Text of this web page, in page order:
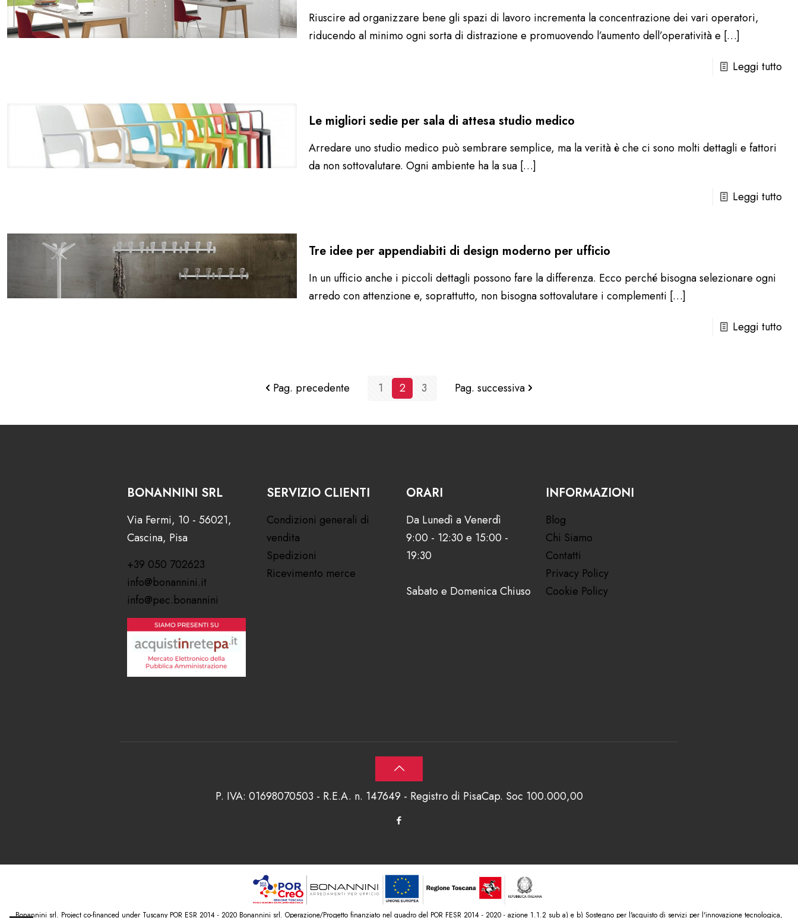
Riuscire ad organizzare bene gli spazi di lavoro incrementa la concentrazione dei vari operatori,
riducendo al minimo ogni sorta di distrazione e promuovendo l’aumento dell’operatività e […]
Leggi tutto
Le migliori sedie per sala di attesa studio medico
Arredare uno studio medico può sembrare semplice, ma la verità è che ci sono molti dettagli e fattori
da non sottovalutare. Ogni ambiente ha la sua […]
Leggi tutto
Tre idee per appendiabiti di design moderno per ufficio
In un ufficio anche i piccoli dettagli possono fare la differenza. Ecco perché bisogna selezionare ogni
arredo con attenzione e, soprattutto, non bisogna sottovalutare i complementi […]
Leggi tutto
Pag. precedente 1 2 3 Pag. successiva
BONANNINI SRL
Via Fermi, 10 - 56021,
Cascina, Pisa
+39 050 702623
info@bonannini.it
info@pec.bonannini
SERVIZIO CLIENTI
Condizioni generali di
vendita
Spedizioni
Ricevimento merce
ORARI
Da Lunedì a Venerdì
9:00 - 12:30 e 15:00 -
19:30
Sabato e Domenica Chiuso
INFORMAZIONI
Blog
Chi Siamo
Contatti
Privacy Policy
Cookie Policy
P. IVA: 01698070503 - R.E.A. n. 147649 - Registro di PisaCap. Soc 100.000,00
Bonannini srl. Project co-financed under Tuscany POR ESR 2014 - 2020 Bonannini srl. Operazione/Progetto finanziato nel quadro del POR FESR 2014 - 2020 - azione 1.1.2 sub a) e b) Sostegno per l'acquisto di servizi per l'innovazione tecnologica,